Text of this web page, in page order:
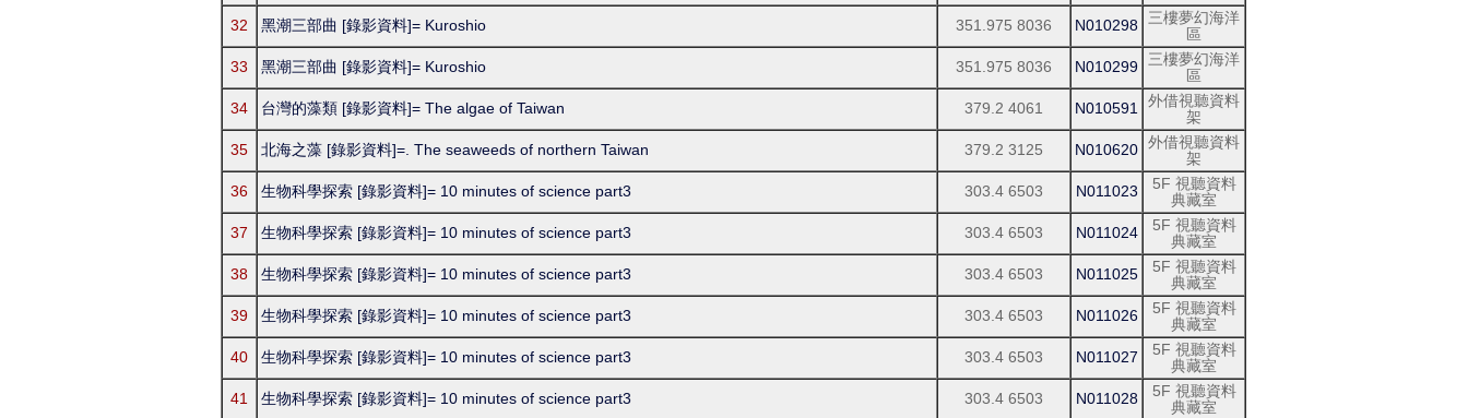
32
黑潮三部曲 [錄影資料]= Kuroshio 351.975 8036 N010298
三樓夢幻海洋
區
33
黑潮三部曲 [錄影資料]= Kuroshio 351.975 8036 N010299
三樓夢幻海洋
區
34
台灣的藻類 [錄影資料]= The algae of Taiwan 379.2 4061 N010591
外借視聽資料
架
35
北海之藻 [錄影資料]=. The seaweeds of northern Taiwan 379.2 3125 N010620 外借視聽資料
架
36
生物科學探索 [錄影資料]= 10 minutes of science part3 303.4 6503 N011023
5F 視聽資料
典藏室
37
生物科學探索 [錄影資料]= 10 minutes of science part3 303.4 6503 N011024
5F 視聽資料
典藏室
38
生物科學探索 [錄影資料]= 10 minutes of science part3 303.4 6503 N011025
5F 視聽資料
典藏室
39
生物科學探索 [錄影資料]= 10 minutes of science part3 303.4 6503 N011026
5F 視聽資料
典藏室
40
生物科學探索 [錄影資料]= 10 minutes of science part3 303.4 6503 N011027
5F 視聽資料
典藏室
41
生物科學探索 [錄影資料]= 10 minutes of science part3 303.4 6503 N011028
5F 視聽資料
典藏室